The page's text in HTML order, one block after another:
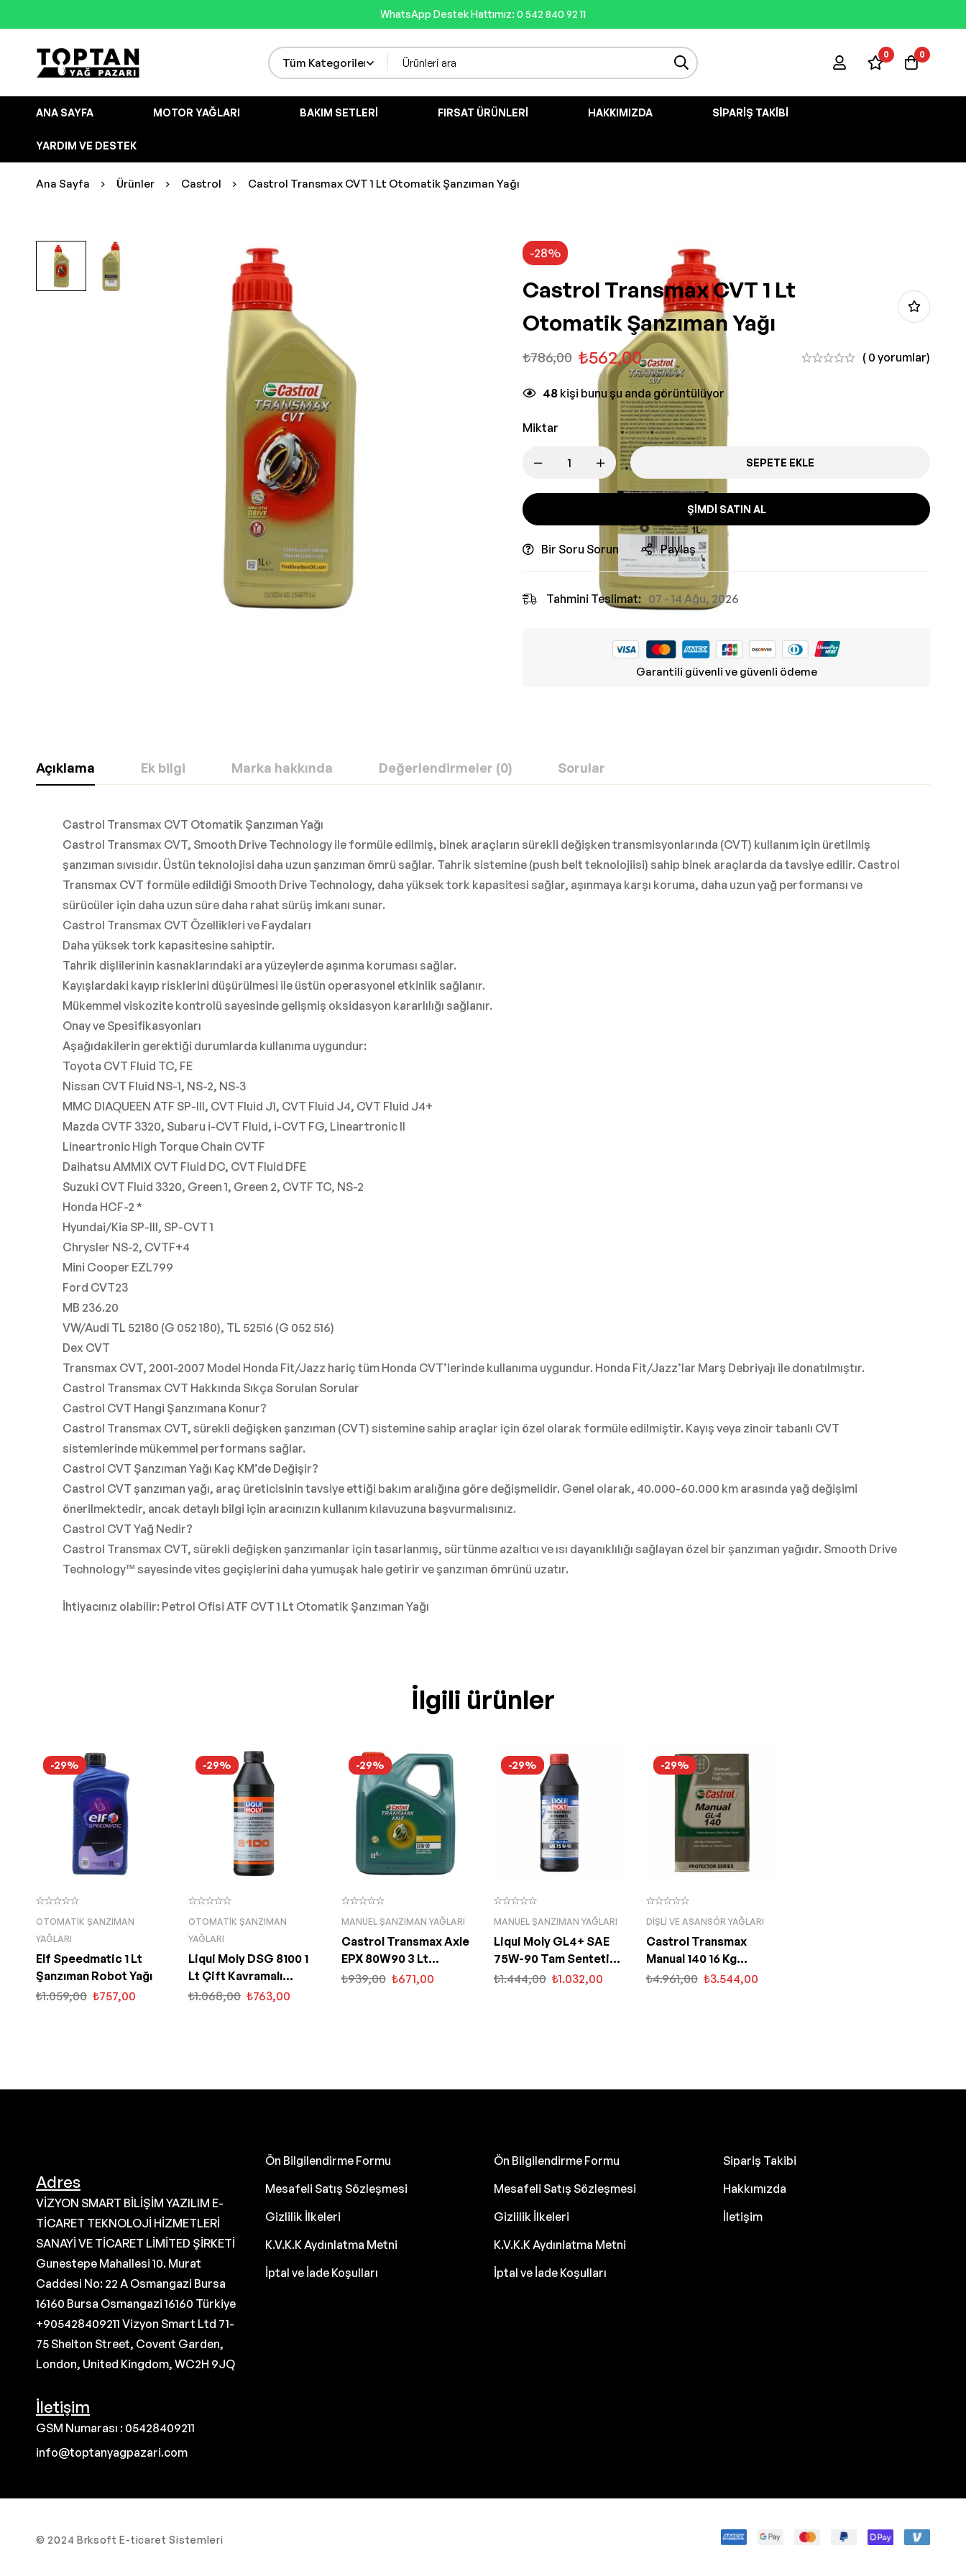
WhatsApp Destek Hattımız: 0 542 840 92 11
0 0
ANA SAYFA MOTOR YAĞLARI BAKIM SETLERI FIRSAT ÜRÜNLERI HAKKIMIZDA SIPARIŞ TAKIBI
YARDIM VE DESTEK
Ana Sayfa Ürünler Castrol Castrol Transmax CVT 1 Lt Otomatik Şanzıman Yağı
-28%
Castrol Transmax CVT 1 Lt
Otomatik Şanzıman Yağı
₺786,00 ₺562,00 ( 0 yorumlar)
48 kişi bunu şu anda görüntülüyor
Miktar
SEPETE EKLE
ŞIMDI SATIN AL
Bir Soru Sorun Paylaş
Tahmini Teslimat: 07 - 14 Ağu, 2026
Garantili güvenli ve güvenli ödeme
Açıklama Ek bilgi Marka hakkında Değerlendirmeler (0) Sorular
Castrol Transmax CVT Otomatik Şanzıman Yağı
Castrol Transmax CVT, Smooth Drive Technology ile formüle edilmiş, binek araçların sürekli değişken transmisyonlarında (CVT) kullanım için üretilmiş
şanzıman sıvısıdır. Üstün teknolojisi daha uzun şanzıman ömrü sağlar. Tahrik sistemine (push belt teknolojiisi) sahip binek araçlarda da tavsiye edilir. Castrol
Transmax CVT formüle edildiği Smooth Drive Technology, daha yüksek tork kapasitesi sağlar, aşınmaya karşı koruma, daha uzun yağ performansı ve
sürücüler için daha uzun süre daha rahat sürüş imkanı sunar.
Castrol Transmax CVT Özellikleri ve Faydaları
Daha yüksek tork kapasitesine sahiptir.
Tahrik dişlilerinin kasnaklarındaki ara yüzeylerde aşınma koruması sağlar.
Kayışlardaki kayıp risklerini düşürülmesi ile üstün operasyonel etkinlik sağlanır.
Mükemmel viskozite kontrolü sayesinde gelişmiş oksidasyon kararlılığı sağlanır.
Onay ve Spesifikasyonları
Aşağıdakilerin gerektiği durumlarda kullanıma uygundur:
Toyota CVT Fluid TC, FE
Nissan CVT Fluid NS-1, NS-2, NS-3
MMC DIAQUEEN ATF SP-III, CVT Fluid J1, CVT Fluid J4, CVT Fluid J4+
Mazda CVTF 3320, Subaru i-CVT Fluid, i-CVT FG, Lineartronic II
Lineartronic High Torque Chain CVTF
Daihatsu AMMIX CVT Fluid DC, CVT Fluid DFE
Suzuki CVT Fluid 3320, Green 1, Green 2, CVTF TC, NS-2
Honda HCF-2 *
Hyundai/Kia SP-III, SP-CVT 1
Chrysler NS-2, CVTF+4
Mini Cooper EZL799
Ford CVT23
MB 236.20
VW/Audi TL 52180 (G 052 180), TL 52516 (G 052 516)
Dex CVT
Transmax CVT, 2001-2007 Model Honda Fit/Jazz hariç tüm Honda CVT’lerinde kullanıma uygundur. Honda Fit/Jazz’lar Marş Debriyajı ile donatılmıştır.
Castrol Transmax CVT Hakkında Sıkça Sorulan Sorular
Castrol CVT Hangi Şanzımana Konur?
Castrol Transmax CVT, sürekli değişken şanzıman (CVT) sistemine sahip araçlar için özel olarak formüle edilmiştir. Kayış veya zincir tabanlı CVT
sistemlerinde mükemmel performans sağlar.
Castrol CVT Şanzıman Yağı Kaç KM’de Değişir?
Castrol CVT şanzıman yağı, araç üreticisinin tavsiye ettiği bakım aralığına göre değişmelidir. Genel olarak, 40.000-60.000 km arasında yağ değişimi
önerilmektedir, ancak detaylı bilgi için aracınızın kullanım kılavuzuna başvurmalısınız.
Castrol CVT Yağ Nedir?
Castrol Transmax CVT, sürekli değişken şanzımanlar için tasarlanmış, sürtünme azaltıcı ve ısı dayanıklılığı sağlayan özel bir şanzıman yağıdır. Smooth Drive
Technology™ sayesinde vites geçişlerini daha yumuşak hale getirir ve şanzıman ömrünü uzatır.
İhtiyacınız olabilir: Petrol Ofisi ATF CVT 1 Lt Otomatik Şanzıman Yağı
İlgili ürünler
-29%
OTOMATIK ŞANZIMAN
YAĞLARI
Elf Speedmatic 1 Lt
Şanzıman Robot Yağı
₺1.059,00 ₺757,00
-29%
OTOMATIK ŞANZIMAN
YAĞLARI
Liqui Moly DSG 8100 1
Lt Çift Kavramalı
Şanzıman Yağı (3640)
₺1.068,00 ₺763,00
-29%
MANUEL ŞANZIMAN YAĞLARI
Castrol Transmax Axle
EPX 80W90 3 Lt
Şanzıman Yağı
₺939,00 ₺671,00
-29%
MANUEL ŞANZIMAN YAĞLARI
Liqui Moly GL4+ SAE
75W-90 Tam Sentetik
Şanzıman Yağı 1 Lt
₺1.444,00 ₺1.032,00
-29%
DIŞLI VE ASANSÖR YAĞLARI
Castrol Transmax
Manual 140 16 Kg
Manuel Şanzıman Yağı
₺4.961,00 ₺3.544,00
Adres
VİZYON SMART BİLİŞİM YAZILIM E-
TİCARET TEKNOLOJİ HİZMETLERİ
SANAYİ VE TİCARET LİMİTED ŞİRKETİ
Gunestepe Mahallesi 10. Murat
Caddesi No: 22 A Osmangazi Bursa
16160 Bursa Osmangazi 16160 Türkiye
+905428409211 Vizyon Smart Ltd 71-
75 Shelton Street, Covent Garden,
London, United Kingdom, WC2H 9JQ
İletişim
GSM Numarası : 05428409211
info@toptanyagpazari.com
Ön Bilgilendirme Formu
Mesafeli Satış Sözleşmesi
Gizlilik İlkeleri
K.V.K.K Aydınlatma Metni
İptal ve İade Koşulları
Ön Bilgilendirme Formu
Mesafeli Satış Sözleşmesi
Gizlilik İlkeleri
K.V.K.K Aydınlatma Metni
İptal ve İade Koşulları
Sipariş Takibi
Hakkımızda
İletişim
© 2024 Brksoft E-ticaret Sistemleri